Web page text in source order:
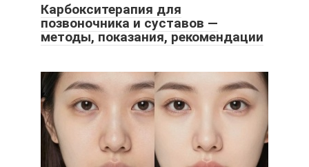
Карбокситерапия для
позвоночника и суставов —
методы, показания, рекомендации